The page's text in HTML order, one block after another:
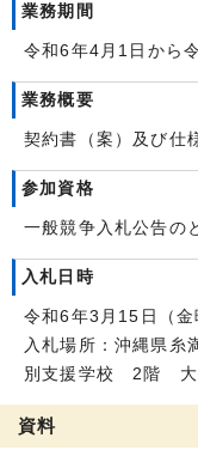
業務期間
令和6年4月1日から
業務概要
契約書（案）及び仕
参加資格
一般競争入札公告の
入札日時
令和6年3月15日（
入札場所：沖縄県
別支援学校 2階 大
資料